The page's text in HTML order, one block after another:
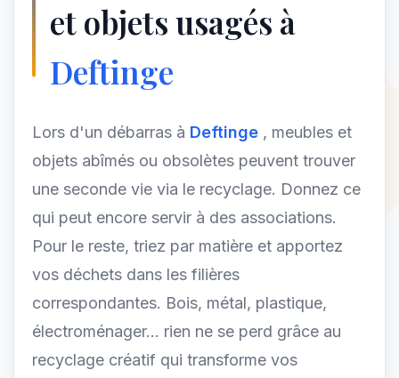
et objets usagés à
Deftinge
Lors d'un débarras à Deftinge , meubles et
objets abîmés ou obsolètes peuvent trouver
une seconde vie via le recyclage. Donnez ce
qui peut encore servir à des associations.
Pour le reste, triez par matière et apportez
vos déchets dans les filières
correspondantes. Bois, métal, plastique,
électroménager... rien ne se perd grâce au
recyclage créatif qui transforme vos